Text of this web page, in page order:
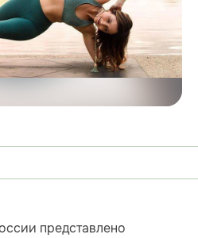
представлено